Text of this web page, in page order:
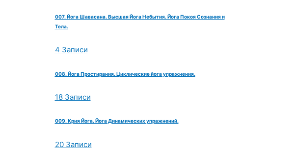
007. Йога Шавасана. Высшая Йога Небытия. Йога Покоя Сознания и
Тела.
4 Записи
008. Йога Простирания. Циклические йога упражнения.
18 Записи
009. Крия Йога. Йога Динамических упражнений.
20 Записи